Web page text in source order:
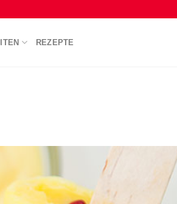
REZEPTE